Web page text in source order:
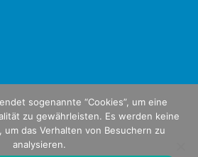
sogenannte “Cookies”, um eine
zu gewährleisten. Es werden keine
das Verhalten von Besuchern zu
analysieren.